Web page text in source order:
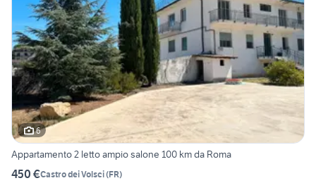
6
Appartamento 2 letto ampio salone 100 km da Roma
450 €Castro dei Volsci(FR)